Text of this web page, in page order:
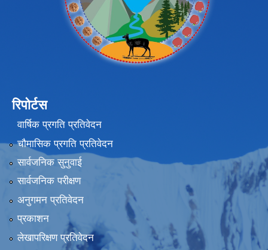
रिपोर्टस
वार्षिक प्रगति प्रतिवेदन
चौमासिक प्रगति प्रतिवेदन
सार्वजनिक सुनुवाई
सार्वजनिक परीक्षण
अनुगमन प्रतिवेदन
प्रकाशन
लेखापरिक्षण प्रतिवेदन